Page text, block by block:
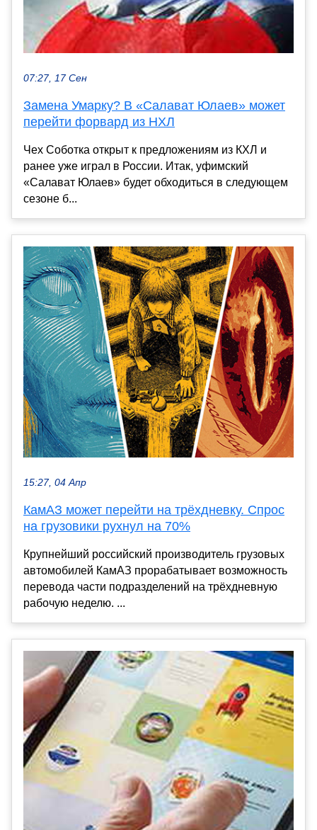
07:27, 17 Сен
Замена Умарку? В «Салават Юлаев» может
перейти форвард из НХЛ
Чех Соботка открыт к предложениям из КХЛ и
ранее уже играл в России. Итак, уфимский
«Салават Юлаев» будет обходиться в следующем
сезоне б...
15:27, 04 Апр
КамАЗ может перейти на трёхдневку. Спрос
на грузовики рухнул на 70%
Крупнейший российский производитель грузовых
автомобилей КамАЗ прорабатывает возможность
перевода части подразделений на трёхдневную
рабочую неделю. ...